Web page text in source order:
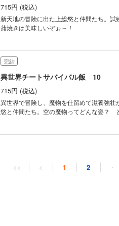
715円 (税込)
新天地の冒険に出た上総悠と仲間たち。
蒲焼きは美味しいぞぉ～！
完結
異世界チートサバイバル飯 10
715円 (税込)
異世界で冒険し、魔物を仕留めて滋養強
悠と仲間たち。空の魔物ってどんな姿？
異世界チートサバイバル飯 11
748円 (税込)
新天地の海は、贅沢な食料の宝庫でした
<< < 1 2 ・